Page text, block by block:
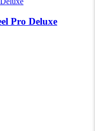
Pro Deluxe